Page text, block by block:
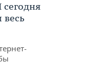
весь